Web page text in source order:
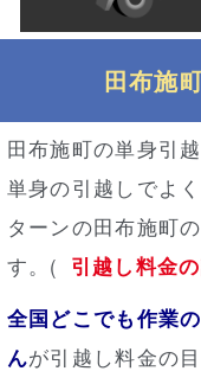
田布施
田布施町の単身引
単身の引越しでよ
ターンの田布施町
す。( 引越し料金
全国どこでも作業
んが引越し料金の